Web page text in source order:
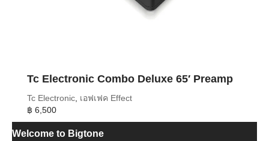
Tc Electronic Combo Deluxe 65′ Preamp
Tc Electronic, เอฟเฟค Effect
฿ 6,500
Welcome to Bigtone